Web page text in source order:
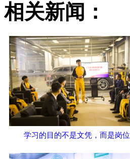
相关新闻：
学习的目的不是文凭，而是岗位